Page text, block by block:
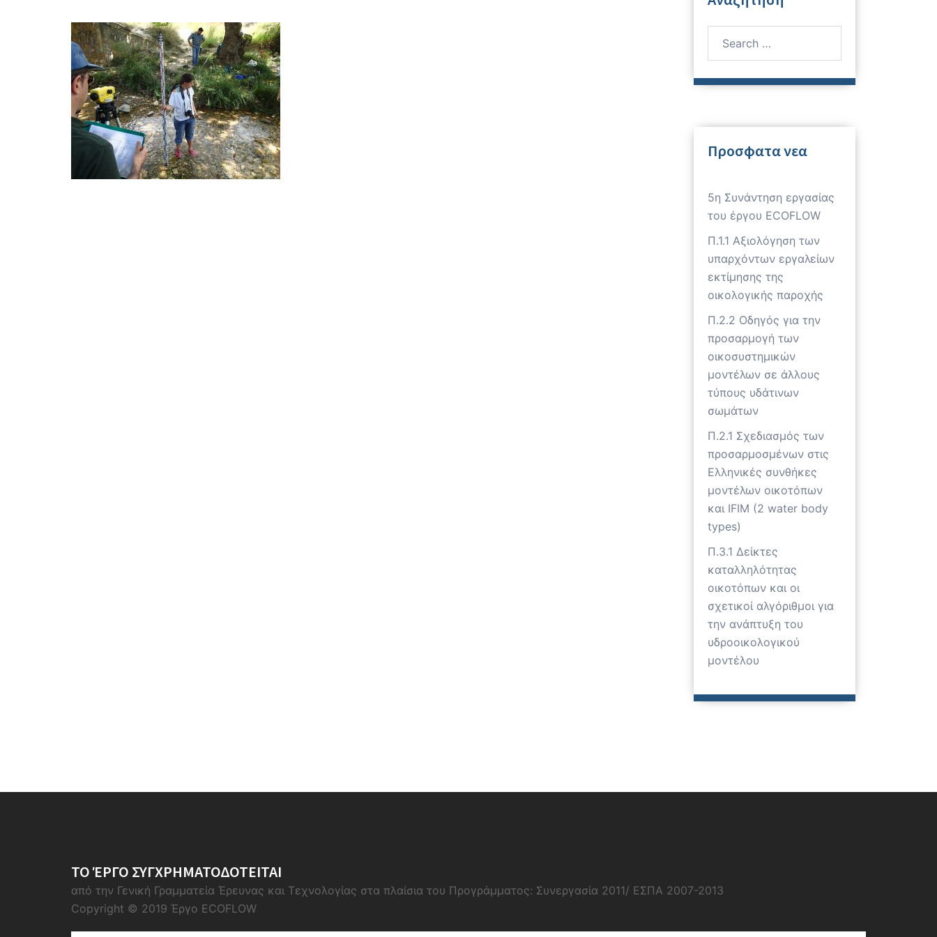
Προσφατα νεα
5η Συνάντηση εργασίας
του έργου ECOFLOW
Π.1.1 Αξιολόγηση των
υπαρχόντων εργαλείων
εκτίμησης της
οικολογικής παροχής
Π.2.2 Οδηγός για την
προσαρμογή των
οικοσυστημικών
μοντέλων σε άλλους
τύπους υδάτινων
σωμάτων
Π.2.1 Σχεδιασμός των
προσαρμοσμένων στις
Ελληνικές συνθήκες
μοντέλων οικοτόπων
και IFIM (2 water body
types)
Π.3.1 Δείκτες
καταλληλότητας
οικοτόπων και οι
σχετικοί αλγόριθμοι για
την ανάπτυξη του
υδροοικολογικού
μοντέλου
ΤΟ ΈΡΓΟ ΣΥΓΧΡΗΜΑΤΟΔΟΤΕΙΤΑΙ
από την Γενική Γραμματεία Έρευνας και Τεχνολογίας στα πλαίσια του Προγράμματος: Συνεργασία 2011/ ΕΣΠΑ 2007-2013
Copyright © 2019 Έργο ECOFLOW